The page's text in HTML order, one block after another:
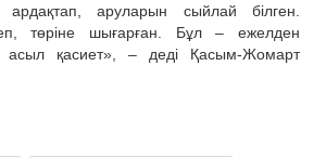
аруларын сыйлай білген.
төріне шығарған. Бұл – ежелден
асыл қасиет», – деді Қасым-Жомарт